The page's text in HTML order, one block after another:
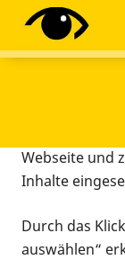
Diese
Tracking-
Webseite und
Inhalte
Durch das
auswählen“